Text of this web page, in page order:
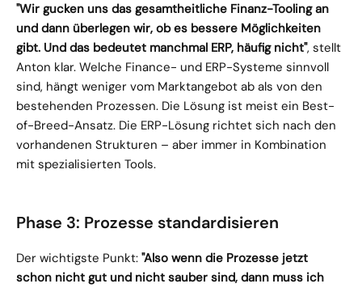
"Wir gucken uns das gesamtheitliche Finanz-Tooling an
und dann überlegen wir, ob es bessere Möglichkeiten
gibt. Und das bedeutet manchmal ERP, häufig nicht", stellt
Anton klar. Welche Finance- und ERP-Systeme sinnvoll
sind, hängt weniger vom Marktangebot ab als von den
bestehenden Prozessen. Die Lösung ist meist ein Best-
of-Breed-Ansatz. Die ERP-Lösung richtet sich nach den
vorhandenen Strukturen – aber immer in Kombination
mit spezialisierten Tools.
Phase 3: Prozesse standardisieren
Der wichtigste Punkt: "Also wenn die Prozesse jetzt
schon nicht gut und nicht sauber sind, dann muss ich